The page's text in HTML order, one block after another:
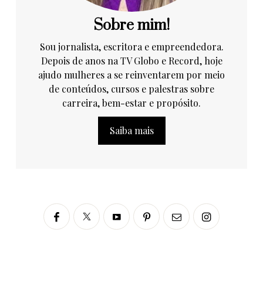
Sobre mim!
Sou jornalista, escritora e empreendedora.
Depois de anos na TV Globo e Record, hoje
ajudo mulheres a se reinventarem por meio
de conteúdos, cursos e palestras sobre
carreira, bem-estar e propósito.
Saiba mais